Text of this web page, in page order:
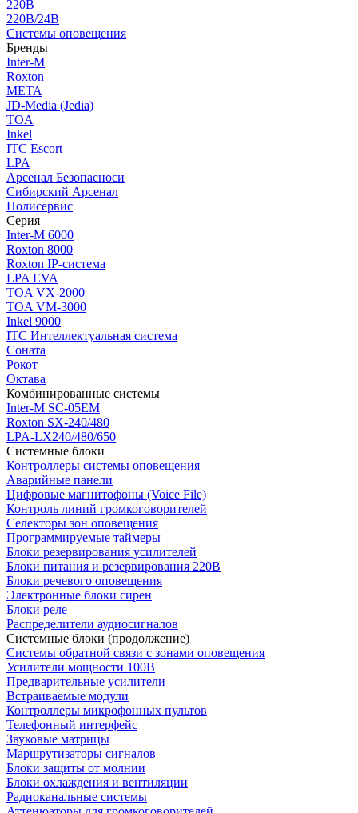
220В
220В/24В
Системы оповещения
Бренды
Inter-M
Roxton
МЕТА
JD-Media (Jedia)
TOA
Inkel
ITC Escort
LPA
Арсенал Безопасноси
Сибирский Арсенал
Полисервис
Серия
Inter-M 6000
Roxton 8000
Roxton IP-система
LPA EVA
TOA VX-2000
TOA VM-3000
Inkel 9000
ITC Интеллектуальная система
Соната
Рокот
Октава
Комбинированные системы
Inter-M SC-05EM
Roxton SX-240/480
LPA-LX240/480/650
Системные блоки
Контроллеры системы оповещения
Аварийные панели
Цифровые магнитофоны (Voice File)
Контроль линий громкоговорителей
Селекторы зон оповещения
Программируемые таймеры
Блоки резервирования усилителей
Блоки питания и резервирования 220В
Блоки речевого оповещения
Электронные блоки сирен
Блоки реле
Распределители аудиосигналов
Системные блоки (продолжение)
Системы обратной связи с зонами оповещения
Усилители мощности 100В
Предварительные усилители
Встраиваемые модули
Контроллеры микрофонных пультов
Телефонный интерфейс
Звуковые матрицы
Маршрутизаторы сигналов
Блоки защиты от молнии
Блоки охлаждения и вентиляции
Радиоканальные системы